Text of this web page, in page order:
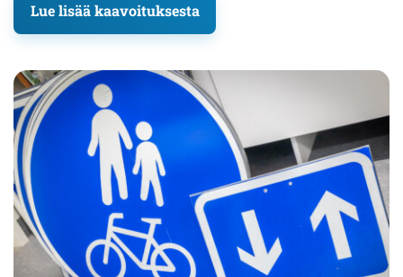
Lue lisää kaavoituksesta